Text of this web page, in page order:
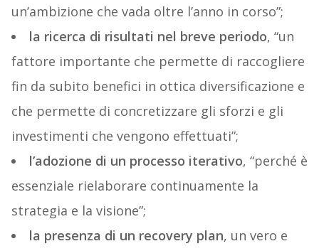
un’ambizione che vada oltre l’anno in corso”;
la ricerca di risultati nel breve periodo, “un
fattore importante che permette di raccogliere
fin da subito benefici in ottica diversificazione e
che permette di concretizzare gli sforzi e gli
investimenti che vengono effettuati”;
l’adozione di un processo iterativo, “perché è
essenziale rielaborare continuamente la
strategia e la visione”;
la presenza di un recovery plan, un vero e